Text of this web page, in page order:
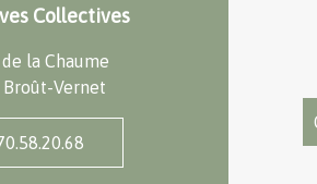
Collectives
la Chaume
Vernet